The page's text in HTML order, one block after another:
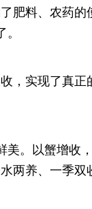
肥料、农药
，实现了真正
。以蟹增收
两养、一季双